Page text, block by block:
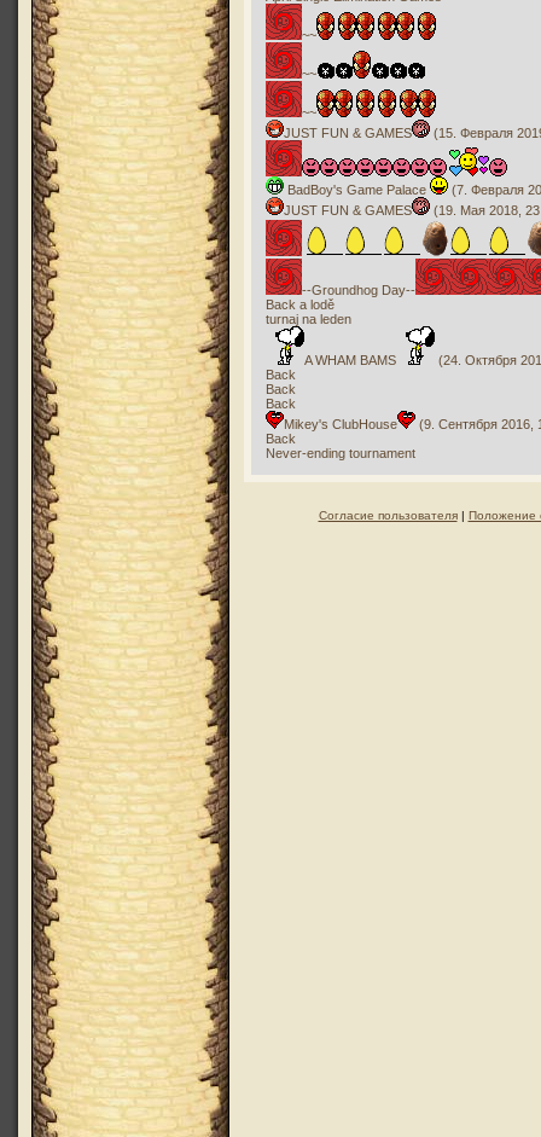
~~
~~
~~
JUST FUN & GAMES
(15. Февраля
BadBoy's Game Palace
(7. Февраля
JUST FUN & GAMES
(19. Мая 2018,
--Groundhog Day--
Back a lodě
turnaj na leden
A WHAM BAMS
(24. Октября
Back
Back
Back
Mikey's ClubHouse
(9. Сентября 2016,
Back
Never-ending tournament
Согласие пользователя| Положение